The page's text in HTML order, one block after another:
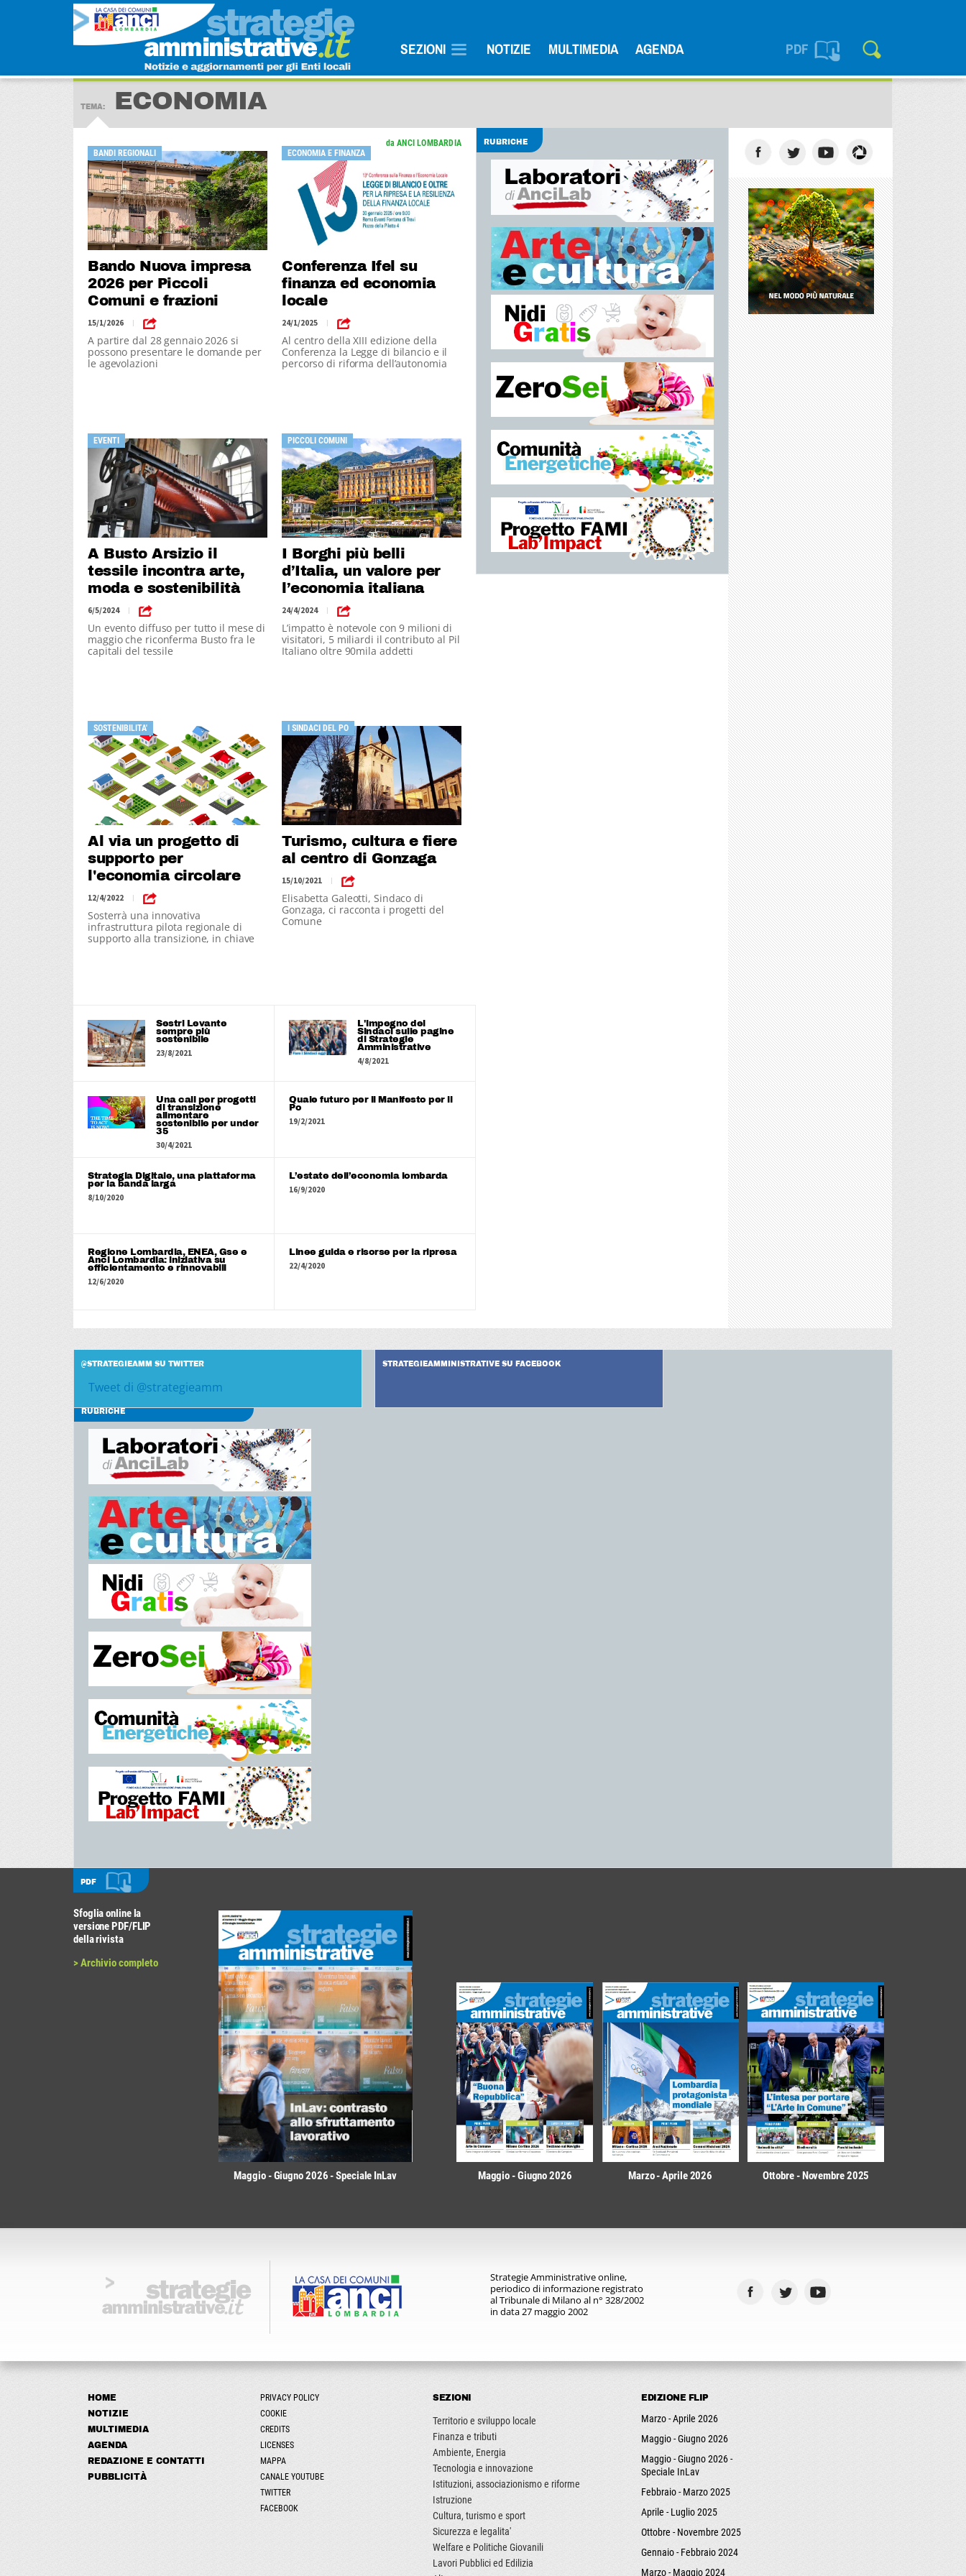
SEZIONI NOTIZIE MULTIMEDIA AGENDA PDF
TEMA: ECONOMIA
BANDI REGIONALI
Bando Nuova impresa
2026 per Piccoli
Comuni e frazioni
15/1/2026 |
A partire dal 28 gennaio 2026 si
possono presentare le domande per
le agevolazioni
da ANCI LOMBARDIA
ECONOMIA E FINANZA
Conferenza Ifel su
finanza ed economia
locale
24/1/2025 |
Al centro della XIII edizione della
Conferenza la Legge di bilancio e il
percorso di riforma dell’autonomia
EVENTI
A Busto Arsizio il
tessile incontra arte,
moda e sostenibilità
6/5/2024 |
Un evento diffuso per tutto il mese di
maggio che riconferma Busto fra le
capitali del tessile
PICCOLI COMUNI
I Borghi più belli
d’Italia, un valore per
l’economia italiana
24/4/2024 |
L’impatto è notevole con 9 milioni di
visitatori, 5 miliardi il contributo al Pil
Italiano oltre 90mila addetti
SOSTENIBILITA'
Al via un progetto di
supporto per
l'economia circolare
12/4/2022 |
Sosterrà una innovativa
infrastruttura pilota regionale di
supporto alla transizione, in chiave
I SINDACI DEL PO
Turismo, cultura e fiere
al centro di Gonzaga
15/10/2021 |
Elisabetta Galeotti, Sindaco di
Gonzaga, ci racconta i progetti del
Comune
Sestri Levante
sempre più
sostenibile
23/8/2021
L'impegno dei
Sindaci sulle pagine
di Strategie
Amministrative
4/8/2021
Una call per progetti
di transizione
alimentare
sostenibile per under
35
30/4/2021
Quale futuro per il Manifesto per il
Po
19/2/2021
Strategia Digitale, una piattaforma
per la banda larga
8/10/2020
L’estate dell’economia lombarda
16/9/2020
Regione Lombardia, ENEA, Gse e
Anci Lombardia: iniziativa su
efficientamento e rinnovabili
12/6/2020
Linee guida e risorse per la ripresa
22/4/2020
RUBRICHE
@STRATEGIEAMM SU TWITTER
Tweet di @strategieamm
STRATEGIEAMMINISTRATIVE SU FACEBOOK
RUBRICHE
PDF
Sfoglia online la
versione PDF/FLIP
della rivista
> Archivio completo
Maggio - Giugno 2026 - Speciale InLav Maggio - Giugno 2026 Marzo - Aprile 2026 Ottobre - Novembre 2025
Strategie Amministrative online,
periodico di informazione registrato
al Tribunale di Milano al n° 328/2002
in data 27 maggio 2002
HOME
NOTIZIE
MULTIMEDIA
AGENDA
REDAZIONE E CONTATTI
PUBBLICITÀ
PRIVACY POLICY
COOKIE
CREDITS
LICENSES
MAPPA
CANALE YOUTUBE
TWITTER
FACEBOOK
SEZIONI
Territorio e sviluppo locale
Finanza e tributi
Ambiente, Energia
Tecnologia e innovazione
Istituzioni, associazionismo e riforme
Istruzione
Cultura, turismo e sport
Sicurezza e legalita'
Welfare e Politiche Giovanili
Lavori Pubblici ed Edilizia
EDIZIONE FLIP
Marzo - Aprile 2026
Maggio - Giugno 2026
Maggio - Giugno 2026 -
Speciale InLav
Febbraio - Marzo 2025
Aprile - Luglio 2025
Ottobre - Novembre 2025
Gennaio - Febbraio 2024
Marzo - Maggio 2024